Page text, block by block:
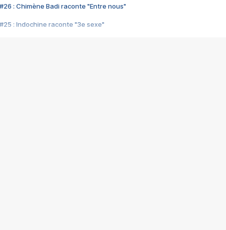
#26 : Chimène Badi raconte "Entre nous"
#25 : Indochine raconte "3e sexe"